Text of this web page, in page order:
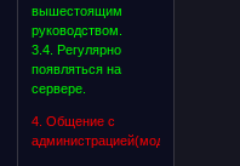
вышестоящим
руководством.
3.4. Регулярно
появляться на
сервере.
4. Общение с
администрацией(модераторами):